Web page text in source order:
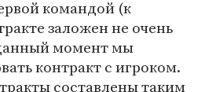
командой (к
заложен не очень
момент мы
контракт с игроком.
составлены таким